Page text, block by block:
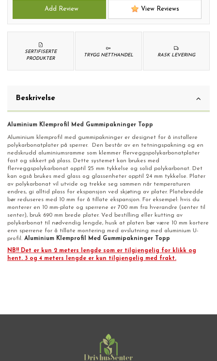
Add Review View Reviews
RASK LEVERING
TRYGG NETTHANDEL
SERTIFISERTE
PRODUKTER
Beskrivelse
Aluminium Klemprofil Med Gummipakninger Topp
Aluminium klemprofil med gummipakninger er designet for å installere
polykarbonatplater på sperrer. Den består av en tetningspakning og en
nedskrudd aluminiumsramme som klemmer flerveggspolykarbonatplater
fast og sikkert på plass. Dette systemet kan brukes med
flerveggspolykarbonat opptil 25 mm tykkelse og solid polykarbonat. Det
kan også brukes med glass og glassenheter opptil 24 mm tykkelse. Plater
av polykarbonat vil utvide og trekke seg sammen når temperaturen
endres, gi alltid plass for ekspansjon ved skjøting av plater. Platebredde
bør reduseres med 10 mm for å tillate ekspansjon. For eksempel: hvis du
monterer en 10 mm-plate og sperrene er 700 mm fra hverandre (senter til
senter), bruk 690 mm brede plater. Ved bestilling eller kutting av
polykarbonat til nødvendig lengde, husk at platen bør være 10 mm kortere
enn sperrene for å tillate montering med avslutning med aluminium U-
profil. Aluminium Klemprofil Med Gummipakninger Topp
NB!! Det er kun 2 meters lengde som er tilgjengelig for klikk og
hent. 3 og 4 meters lengde er kun tilgjengelig med frakt.